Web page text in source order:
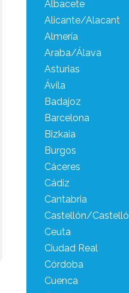
Albacete
Alicante/Alacant
Almería
Araba/Álava
Asturias
Ávila
Badajoz
Barcelona
Bizkaia
Burgos
Cáceres
Cádiz
Cantabria
Castellón/Castelló
Ceuta
Ciudad Real
Córdoba
Cuenca